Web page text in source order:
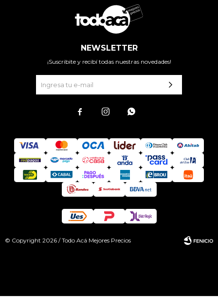
NEWSLETTER
¡Suscribite y recibí todas nuestras novedades!
  
© Copyright 2026 / Todo Acá Mejores Precios